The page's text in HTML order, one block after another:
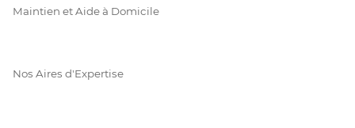
Maintien et Aide à Domicile
Nos Aires d'Expertise